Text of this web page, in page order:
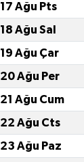
17 Ağu Pts
18 Ağu Sal
19 Ağu Çar
20 Ağu Per
21 Ağu Cum
22 Ağu Cts
23 Ağu Paz